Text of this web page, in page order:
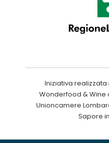
Iniziativa
Wonderfood & Wine
Unioncamere
Sapore